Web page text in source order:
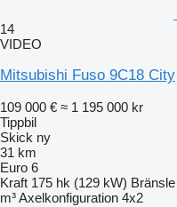
14
VIDEO
Mitsubishi Fuso 9C18 City
109 000 € ≈ 1 195 000 kr
Tippbil
Skick ny
31 km
Euro 6
Kraft 175 hk (129 kW) Bränsle
m³Axelkonfiguration 4x2